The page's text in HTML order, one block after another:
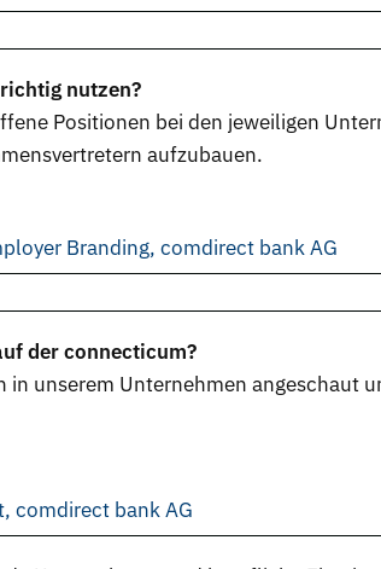
richtig nutzen?
Positionen bei den jeweiligen
aufzubauen.
Branding, comdirect bank AG
der connecticum?
unserem Unternehmen angeschaut
comdirect bank AG